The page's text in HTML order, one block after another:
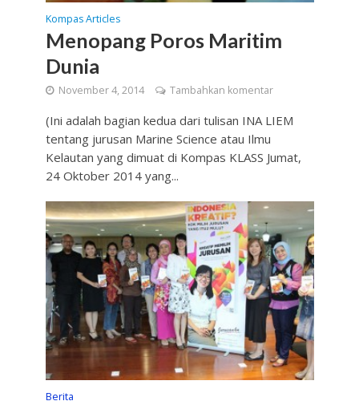
Kompas Articles
Menopang Poros Maritim
Dunia
November 4, 2014 Tambahkan komentar
(Ini adalah bagian kedua dari tulisan INA LIEM
tentang jurusan Marine Science atau Ilmu
Kelautan yang dimuat di Kompas KLASS Jumat,
24 Oktober 2014 yang...
Berita